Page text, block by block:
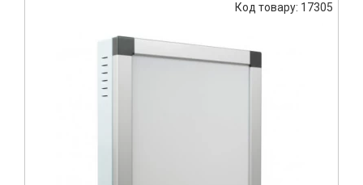
Код товару: 17305